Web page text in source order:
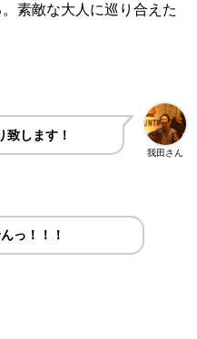
素敵な大人に巡り合えた
我田さん
致します！
っ！！！